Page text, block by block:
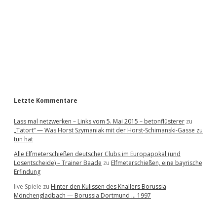
Letzte Kommentare
Lass mal netzwerken – Links vom 5. Mai 2015 – betonflüsterer zu
„Tatort“ — Was Horst Szymaniak mit der Horst-Schimanski-Gasse zu
tun hat
Alle Elfmeterschießen deutscher Clubs im Europapokal (und
Losentscheide) – Trainer Baade zu Elfmeterschießen, eine bayrische
Erfindung
live Spiele zu Hinter den Kulissen des Knallers Borussia
Mönchengladbach — Borussia Dortmund … 1997